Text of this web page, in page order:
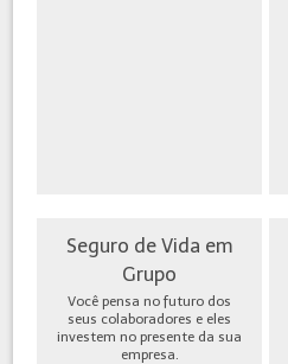
Seguro de Vida em
Grupo
Você pensa no futuro dos
seus colaboradores e eles
investem no presente da sua
empresa.